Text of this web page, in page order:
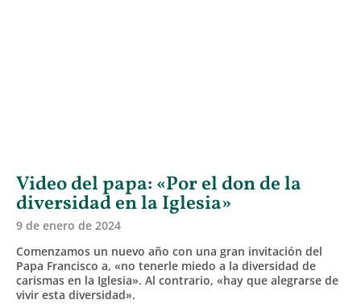
Video del papa: «Por el don de la
diversidad en la Iglesia»
9 de enero de 2024
Comenzamos un nuevo año con una gran invitación del
Papa Francisco a, «no tenerle miedo a la diversidad de
carismas en la Iglesia». Al contrario, «hay que alegrarse de
vivir esta diversidad».